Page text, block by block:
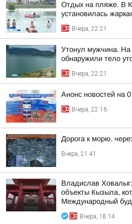
Отдых на пляже. В
установилась
Вчера, 22:21
Утонул мужчина. На
обнаружили тело
Вчера, 22:21
Анонс новостей на
Вчера, 22:16
Дорога к морю.
Вчера, 21:41
Владислав
объекты Кызыла,
Международный
Вчера, 18:14